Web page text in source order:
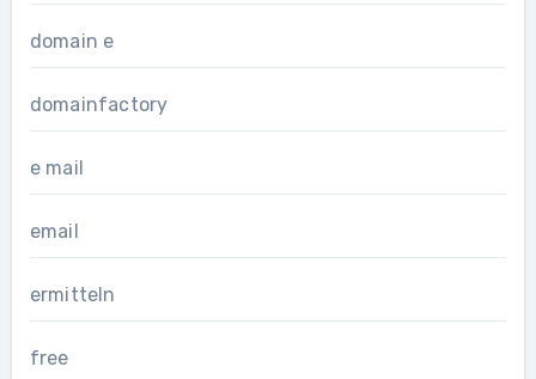
domain e
domainfactory
e mail
email
ermitteln
free